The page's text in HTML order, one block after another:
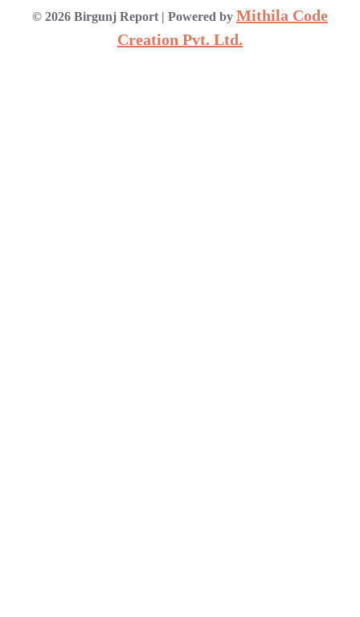
© 2026 Birgunj Report | Powered by Mithila Code
Creation Pvt. Ltd.